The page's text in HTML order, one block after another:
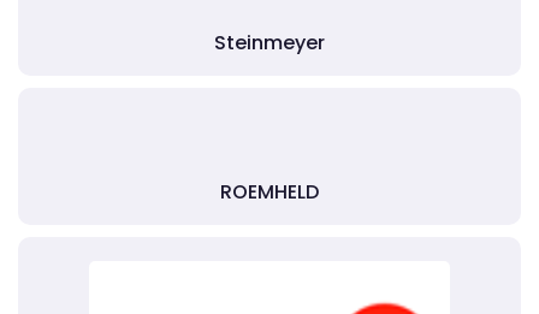
Steinmeyer
ROEMHELD